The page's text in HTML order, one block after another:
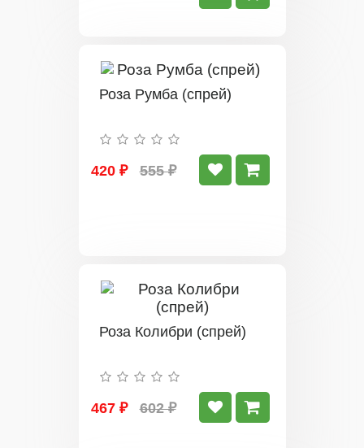
Роза Румба (спрей)
420 ₽ 555 ₽
Роза Колибри (спрей)
467 ₽ 602 ₽